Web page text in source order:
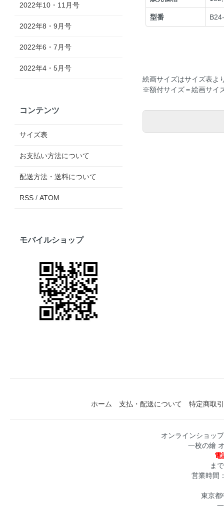
型番
絵画サイズはサイズ表よ
※額付サイズ＝絵画サイ
2022年10・11月号
2022年8・9月号
2022年6・7月号
2022年4・5月号
コンテンツ
サイズ表
お支払い方法について
配送方法・送料について
RSS / ATOM
モバイルショップ
ホーム 支払・配送について 特定商取
オンラインショッ
一枚の繪
電
ま
営業時間
東京都